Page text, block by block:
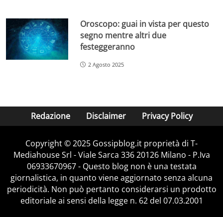
Oroscopo: guai in vista per questo
segno mentre altri due
festeggeranno
2 Agosto 2025
Redazione Disclaimer Privacy Policy
Copyright © 2025 Gossipblog.it proprietà di T-
Mediahouse Srl - Viale Sarca 336 20126 Milano - P.Iva
06933670967 - Questo blog non è una testata
giornalistica, in quanto viene aggiornato senza alcuna
periodicità. Non può pertanto considerarsi un prodotto
editoriale ai sensi della legge n. 62 del 07.03.2001